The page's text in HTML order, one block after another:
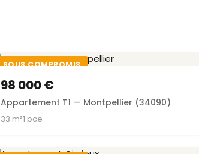
SOUS COMPROMIS
98 000 €
Appartement T1 — Montpellier (34090)
33 m²1 pce